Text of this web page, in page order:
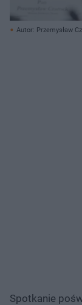
Autor: Przemysław
Spotkanie